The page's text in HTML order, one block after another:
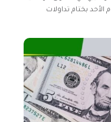
دينار مقابل 6.32 دينار يوم الأحد بختام تداولات